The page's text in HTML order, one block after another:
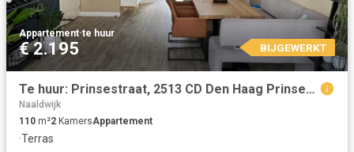
Appartement·te huur
€ 2.195 BIJGEWERKT
Te huur: Prinsestraat, 2513 CD Den Haag Prinsestraat, 2513 CD Den Haag | The Real Estate Company
Naaldwijk
110 m²2 KamersAppartement
·Terras